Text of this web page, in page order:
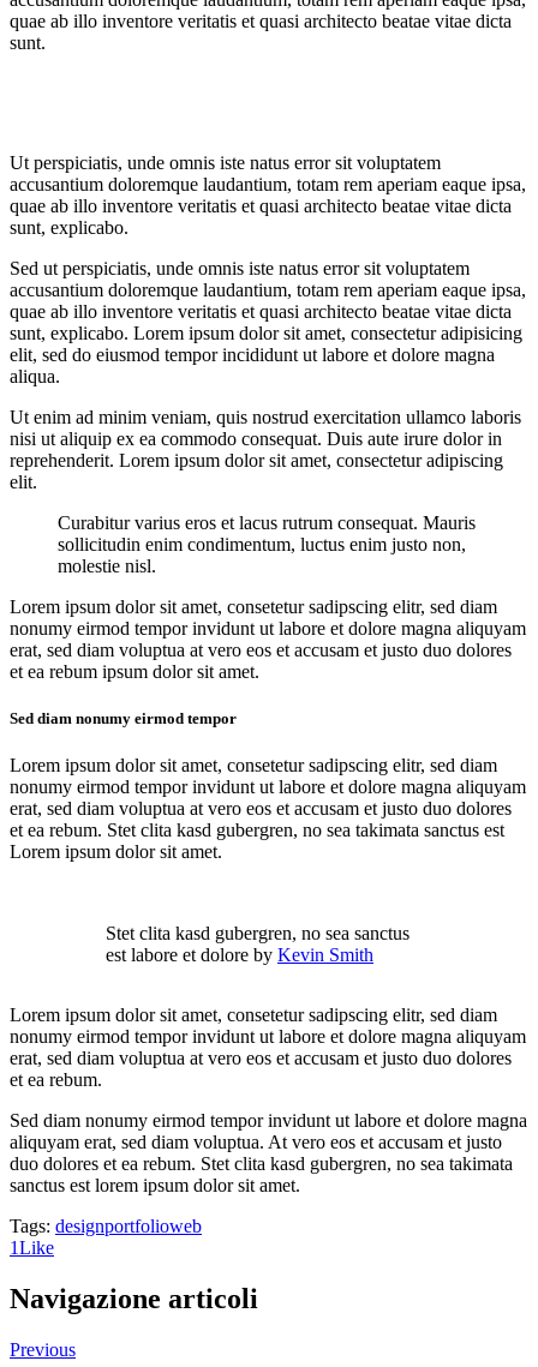
quae ab illo inventore veritatis et quasi architecto beatae vitae dicta
sunt.
Ut perspiciatis, unde omnis iste natus error sit voluptatem
accusantium doloremque laudantium, totam rem aperiam eaque ipsa,
quae ab illo inventore veritatis et quasi architecto beatae vitae dicta
sunt, explicabo.
Sed ut perspiciatis, unde omnis iste natus error sit voluptatem
accusantium doloremque laudantium, totam rem aperiam eaque ipsa,
quae ab illo inventore veritatis et quasi architecto beatae vitae dicta
sunt, explicabo. Lorem ipsum dolor sit amet, consectetur adipisicing
elit, sed do eiusmod tempor incididunt ut labore et dolore magna
aliqua.
Ut enim ad minim veniam, quis nostrud exercitation ullamco laboris
nisi ut aliquip ex ea commodo consequat. Duis aute irure dolor in
reprehenderit. Lorem ipsum dolor sit amet, consectetur adipiscing
elit.
Curabitur varius eros et lacus rutrum consequat. Mauris
sollicitudin enim condimentum, luctus enim justo non,
molestie nisl.
Lorem ipsum dolor sit amet, consetetur sadipscing elitr, sed diam
nonumy eirmod tempor invidunt ut labore et dolore magna aliquyam
erat, sed diam voluptua at vero eos et accusam et justo duo dolores
et ea rebum ipsum dolor sit amet.
Sed diam nonumy eirmod tempor
Lorem ipsum dolor sit amet, consetetur sadipscing elitr, sed diam
nonumy eirmod tempor invidunt ut labore et dolore magna aliquyam
erat, sed diam voluptua at vero eos et accusam et justo duo dolores
et ea rebum. Stet clita kasd gubergren, no sea takimata sanctus est
Lorem ipsum dolor sit amet.
Stet clita kasd gubergren, no sea sanctus
est labore et dolore by Kevin Smith
Lorem ipsum dolor sit amet, consetetur sadipscing elitr, sed diam
nonumy eirmod tempor invidunt ut labore et dolore magna aliquyam
erat, sed diam voluptua at vero eos et accusam et justo duo dolores
et ea rebum.
Sed diam nonumy eirmod tempor invidunt ut labore et dolore magna
aliquyam erat, sed diam voluptua. At vero eos et accusam et justo
duo dolores et ea rebum. Stet clita kasd gubergren, no sea takimata
sanctus est lorem ipsum dolor sit amet.
Tags: designportfolioweb
1Like
Navigazione articoli
Previous